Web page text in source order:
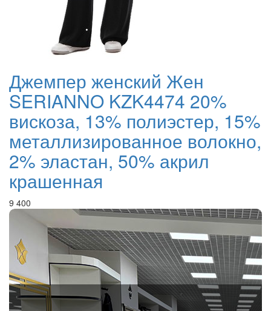
Джемпер женский Жен
SERIANNO KZK4474 20%
вискоза, 13% полиэстер, 15%
металлизированное волокно,
2% эластан, 50% акрил
крашенная
9 400